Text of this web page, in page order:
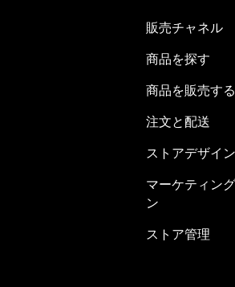
販売チャネル
商品を探す
商品を販売する
注文と配送
ストアデザイン
マーケティン
ン
ストア管理